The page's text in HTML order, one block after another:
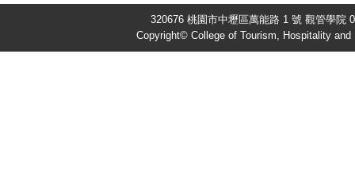
320676 桃園市中壢區萬能路 1 號 觀管學院
Copyright© College of Tourism, Hospitality